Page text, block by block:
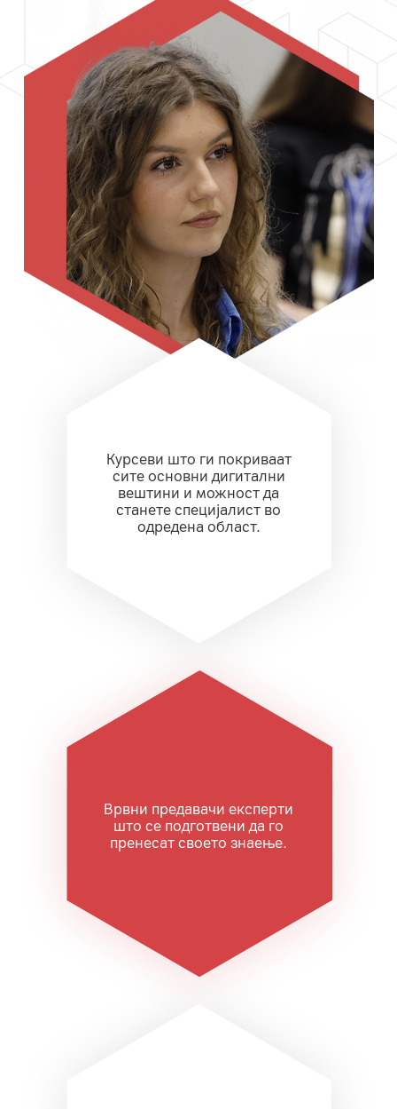
Курсеви што ги покриваат
сите основни дигитални
вештини и можност да
станете специјалист во
одредена област.
Врвни предавачи експерти
што се подготвени да го
пренесат своето знаење.